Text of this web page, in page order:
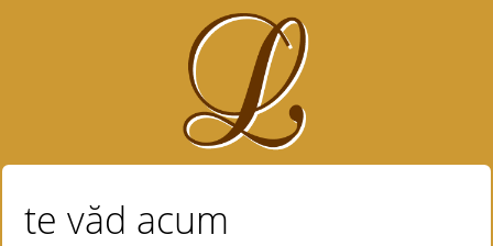
te văd acum